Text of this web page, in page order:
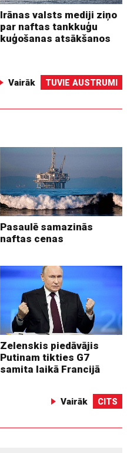
Irānas valsts mediji ziņo
par naftas tankkuģu
kuģošanas atsākšanos
Vairāk TUVIE AUSTRUMI
Pasaulē samazinās
naftas cenas
Zelenskis piedāvājis
Putinam tikties G7
samita laikā Francijā
Vairāk CITS